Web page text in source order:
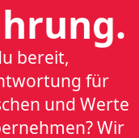
bereit,
für
und Werte
Wir